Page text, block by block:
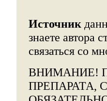
Источник
знаете автора
связаться со
ВНИМАНИЕ!
ПРЕПАРАТА,